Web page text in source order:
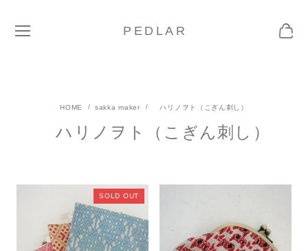
PEDLAR
sakka maker ハリノヲト（こぎん刺し）
ハリノヲト（こぎん刺し）
SOLD OUT